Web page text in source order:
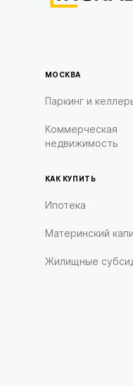
МОСКВА
Паркинг и
Коммерческая
недвижимость
КАК КУПИТЬ
Ипотека
Материнский
Жилищные